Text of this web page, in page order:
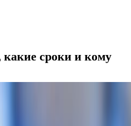
какие сроки и кому